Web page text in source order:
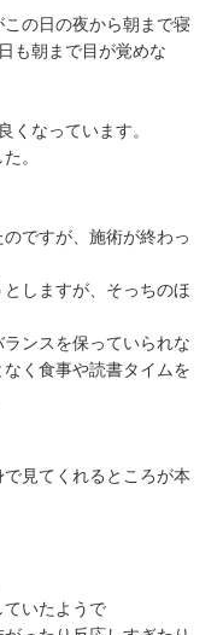
の日の夜から朝まで寝
も朝まで目が覚めな
くなっています。
。
ですが、施術が終わっ
しますが、そっちのほ
ンスを保っていられな
く食事や読書タイムを
見てくれるところが本
いたようで